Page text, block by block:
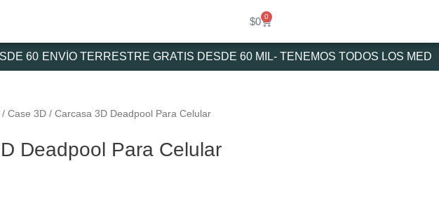
$0 0
Cart
60 ENVÍO TERRESTRE GRATIS DESDE 60 MIL- TENEMOS TODOS LOS
/ Case 3D / Carcasa 3D Deadpool Para Celular
Deadpool Para Celular